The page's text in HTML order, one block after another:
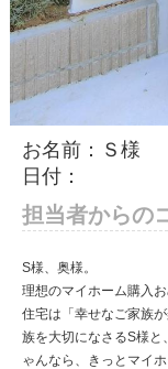
お名前：Ｓ様
日付：
担当者からの
S様、奥様。
理想のマイホーム購入
住宅は「幸せなご家族
族を大切になさるS様と
ゃんなら、きっとマイ